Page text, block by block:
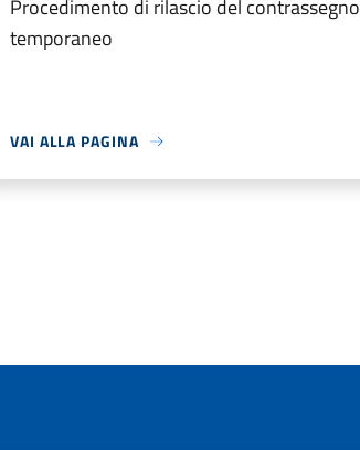
Procedimento di rilascio del contrassegno
temporaneo
VAI ALLA PAGINA